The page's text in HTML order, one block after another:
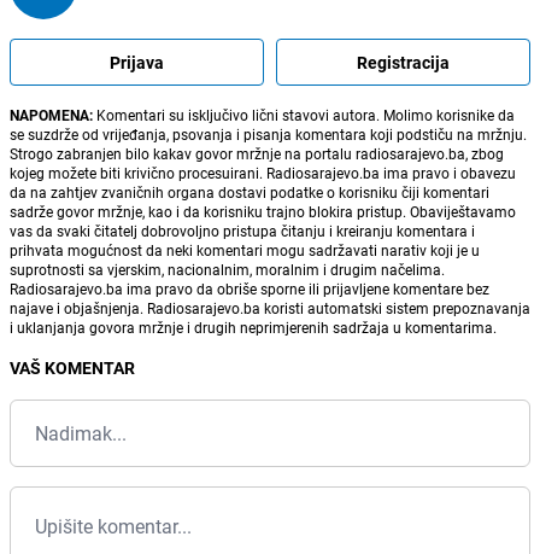
Prijava Registracija
NAPOMENA: Komentari su isključivo lični stavovi autora. Molimo korisnike da
se suzdrže od vrijeđanja, psovanja i pisanja komentara koji podstiču na mržnju.
Strogo zabranjen bilo kakav govor mržnje na portalu radiosarajevo.ba, zbog
kojeg možete biti krivično procesuirani. Radiosarajevo.ba ima pravo i obavezu
da na zahtjev zvaničnih organa dostavi podatke o korisniku čiji komentari
sadrže govor mržnje, kao i da korisniku trajno blokira pristup. Obaviještavamo
vas da svaki čitatelj dobrovoljno pristupa čitanju i kreiranju komentara i
prihvata mogućnost da neki komentari mogu sadržavati narativ koji je u
suprotnosti sa vjerskim, nacionalnim, moralnim i drugim načelima.
Radiosarajevo.ba ima pravo da obriše sporne ili prijavljene komentare bez
najave i objašnjenja. Radiosarajevo.ba koristi automatski sistem prepoznavanja
i uklanjanja govora mržnje i drugih neprimjerenih sadržaja u komentarima.
VAŠ KOMENTAR